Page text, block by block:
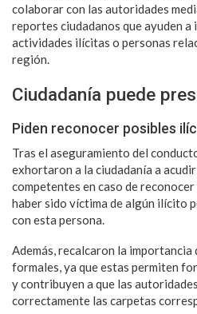
colaborar con las autoridades
reportes ciudadanos que ayuden
actividades ilícitas o personas
región.
Ciudadanía puede
Piden reconocer posibles
Tras el aseguramiento del
exhortaron a la ciudadanía a
competentes en caso de
haber sido víctima de algún ilícito
con esta persona.
Además, recalcaron la importancia
formales, ya que estas permiten
y contribuyen a que las
correctamente las carpetas